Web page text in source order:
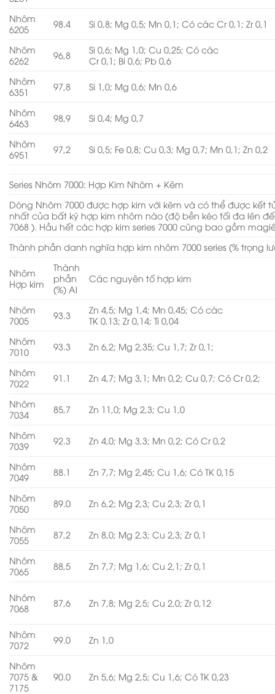
Nhôm
6205
98.4 Si 0,8; Mg 0,5; Mn 0,1; Có các Cr 0,1; Zr 0,1
Nhôm
6262
96,8
Si 0,6; Mg 1,0; Cu 0,25; Có các
Cr 0,1; Bi 0,6; Pb 0,6
Nhôm
6351
97,8 Si 1,0; Mg 0,6; Mn 0,6
Nhôm
6463
98,9 Si 0,4; Mg 0,7
Nhôm
6951
97,2 Si 0,5; Fe 0,8; Cu 0,3; Mg 0,7; Mn 0,1; Zn 0,2
Series Nhôm 7000: Hợp Kim Nhôm + Kẽm
Dòng Nhôm 7000 được hợp kim với kẽm và có thể được kết
nhất của bất kỳ hợp kim nhôm nào (độ bền kéo tối đa lên
7068 ). Hầu hết các hợp kim series 7000 cũng bao gồm
Thành phần danh nghĩa hợp kim nhôm 7000 series (% trọng
Nhôm
Hợp kim
Thành
phần
(%) Al
Các nguyên tố hợp kim
Nhôm
7005
93.3
Zn 4,5; Mg 1,4; Mn 0,45; Có các
TK 0,13; Zr 0,14; Ti 0,04
Nhôm
7010
93.3 Zn 6,2; Mg 2,35; Cu 1,7; Zr 0,1;
Nhôm
7022
91.1 Zn 4,7; Mg 3,1; Mn 0,2; Cu 0,7; Có Cr 0,2;
Nhôm
7034
85,7 Zn 11,0; Mg 2,3; Cu 1,0
Nhôm
7039
92.3 Zn 4,0; Mg 3,3; Mn 0,2; Có Cr 0,2
Nhôm
7049
88.1 Zn 7,7; Mg 2,45; Cu 1,6; Có TK 0,15
Nhôm
7050
89.0 Zn 6,2; Mg 2,3; Cu 2,3; Zr 0,1
Nhôm
7055
87,2 Zn 8,0; Mg 2,3; Cu 2,3; Zr 0,1
Nhôm
7065
88,5 Zn 7,7; Mg 1,6; Cu 2,1; Zr 0,1
Nhôm
7068
87,6 Zn 7,8; Mg 2,5; Cu 2,0; Zr 0,12
Nhôm
7072
99.0 Zn 1,0
Nhôm
7075 &
7175
90.0 Zn 5,6; Mg 2,5; Cu 1,6; Có TK 0,23